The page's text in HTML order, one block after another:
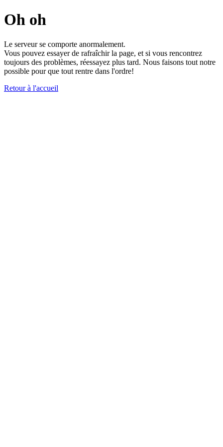
Oh oh
Le serveur se comporte anormalement.
Vous pouvez essayer de rafraîchir la page, et si vous rencontrez
toujours des problèmes, réessayez plus tard. Nous faisons tout notre
possible pour que tout rentre dans l'ordre!
Retour à l'accueil